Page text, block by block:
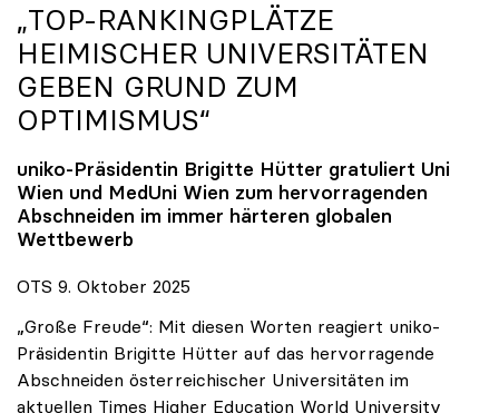
„TOP-RANKINGPLÄTZE
HEIMISCHER UNIVERSITÄTEN
GEBEN GRUND ZUM
OPTIMISMUS“
uniko-Präsidentin Brigitte Hütter gratuliert Uni
Wien und MedUni Wien zum hervorragenden
Abschneiden im immer härteren globalen
Wettbewerb
OTS 9. Oktober 2025
„Große Freude“: Mit diesen Worten reagiert uniko-
Präsidentin Brigitte Hütter auf das hervorragende
Abschneiden österreichischer Universitäten im
aktuellen Times Higher Education World University